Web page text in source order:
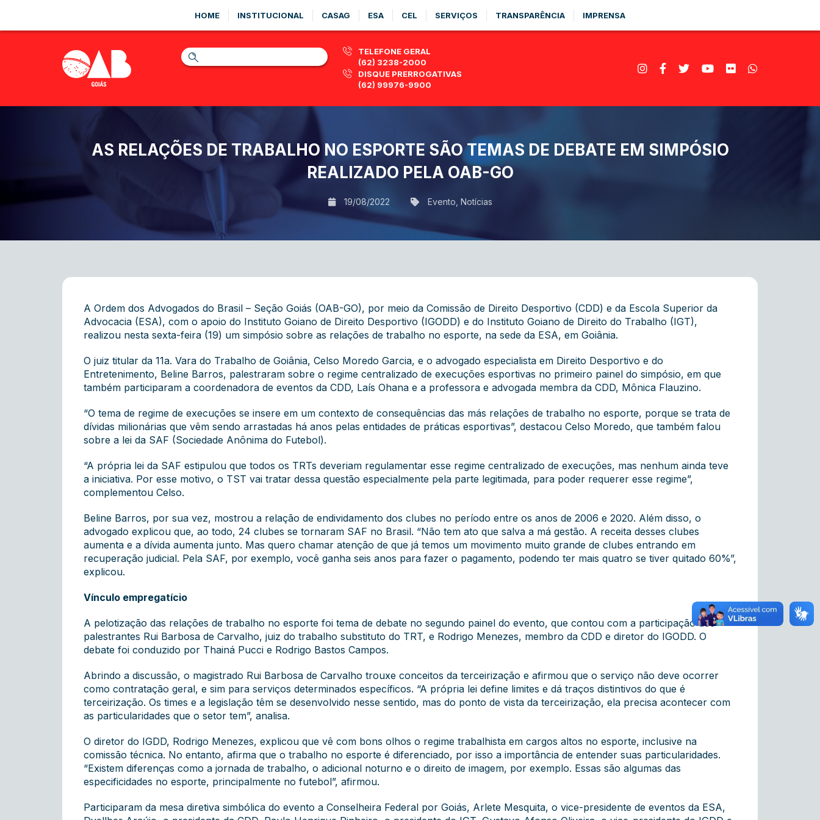
HOME INSTITUCIONAL CASAG ESA CEL SERVIÇOS TRANSPARÊNCIA IMPRENSA
TELEFONE GERAL
(62) 3238-2000
DISQUE PRERROGATIVAS
(62) 99976-9900
AS RELAÇÕES DE TRABALHO NO ESPORTE SÃO TEMAS DE DEBATE EM SIMPÓSIO
REALIZADO PELA OAB-GO
19/08/2022 Evento Notícias
A Ordem dos Advogados do Brasil – Seção Goiás (OAB-GO), por meio da Comissão de Direito Desportivo (CDD) e da Escola Superior da
Advocacia (ESA), com o apoio do Instituto Goiano de Direito Desportivo (IGODD) e do Instituto Goiano de Direito do Trabalho (IGT),
realizou nesta sexta-feira (19) um simpósio sobre as relações de trabalho no esporte, na sede da ESA, em Goiânia.
O juiz titular da 11a. Vara do Trabalho de Goiânia, Celso Moredo Garcia, e o advogado especialista em Direito Desportivo e do
Entretenimento, Beline Barros, palestraram sobre o regime centralizado de execuções esportivas no primeiro painel do simpósio, em que
também participaram a coordenadora de eventos da CDD, Laís Ohana e a professora e advogada membra da CDD, Mônica Flauzino.
“O tema de regime de execuções se insere em um contexto de consequências das más relações de trabalho no esporte, porque se trata de
dívidas milionárias que vêm sendo arrastadas há anos pelas entidades de práticas esportivas”, destacou Celso Moredo, que também falou
sobre a lei da SAF (Sociedade Anônima do Futebol).
“A própria lei da SAF estipulou que todos os TRTs deveriam regulamentar esse regime centralizado de execuções, mas nenhum ainda teve
a iniciativa. Por esse motivo, o TST vai tratar dessa questão especialmente pela parte legitimada, para poder requerer esse regime”,
complementou Celso.
Beline Barros, por sua vez, mostrou a relação de endividamento dos clubes no período entre os anos de 2006 e 2020. Além disso, o
advogado explicou que, ao todo, 24 clubes se tornaram SAF no Brasil. “Não tem ato que salva a má gestão. A receita desses clubes
aumenta e a dívida aumenta junto. Mas quero chamar atenção de que já temos um movimento muito grande de clubes entrando em
recuperação judicial. Pela SAF, por exemplo, você ganha seis anos para fazer o pagamento, podendo ter mais quatro se tiver quitado 60%”,
explicou.
Vínculo empregatício
A pelotização das relações de trabalho no esporte foi tema de debate no segundo painel do evento, que contou com a participação dos
palestrantes Rui Barbosa de Carvalho, juiz do trabalho substituto do TRT, e Rodrigo Menezes, membro da CDD e diretor do IGODD. O
debate foi conduzido por Thainá Pucci e Rodrigo Bastos Campos.
Abrindo a discussão, o magistrado Rui Barbosa de Carvalho trouxe conceitos da terceirização e afirmou que o serviço não deve ocorrer
como contratação geral, e sim para serviços determinados específicos. “A própria lei define limites e dá traços distintivos do que é
terceirização. Os times e a legislação têm se desenvolvido nesse sentido, mas do ponto de vista da terceirização, ela precisa acontecer com
as particularidades que o setor tem”, analisa.
O diretor do IGDD, Rodrigo Menezes, explicou que vê com bons olhos o regime trabalhista em cargos altos no esporte, inclusive na
comissão técnica. No entanto, afirma que o trabalho no esporte é diferenciado, por isso a importância de entender suas particularidades.
“Existem diferenças como a jornada de trabalho, o adicional noturno e o direito de imagem, por exemplo. Essas são algumas das
especificidades no esporte, principalmente no futebol”, afirmou.
Participaram da mesa diretiva simbólica do evento a Conselheira Federal por Goiás, Arlete Mesquita, o vice-presidente de eventos da ESA,